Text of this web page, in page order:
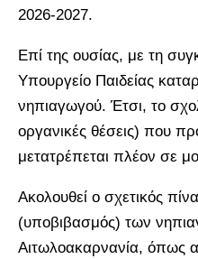
2026-2027.
Επί της ουσίας, με τη
Υπουργείο Παιδείας
νηπιαγωγού. Έτσι, το
οργανικές θέσεις) που
μετατρέπεται πλέον σε
Ακολουθεί ο σχετικός
(υποβιβασμός) των
Αιτωλοακαρνανία, όπως